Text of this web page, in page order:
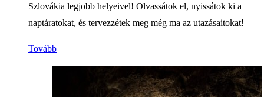
Szlovákia legjobb helyeivel! Olvassátok el, nyissátok ki a
naptáratokat, és tervezzétek meg még ma az utazásaitokat!
Tovább